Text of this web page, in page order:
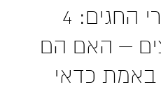
דיאטה אחרי החגים: 4
– האם הם
כדאי